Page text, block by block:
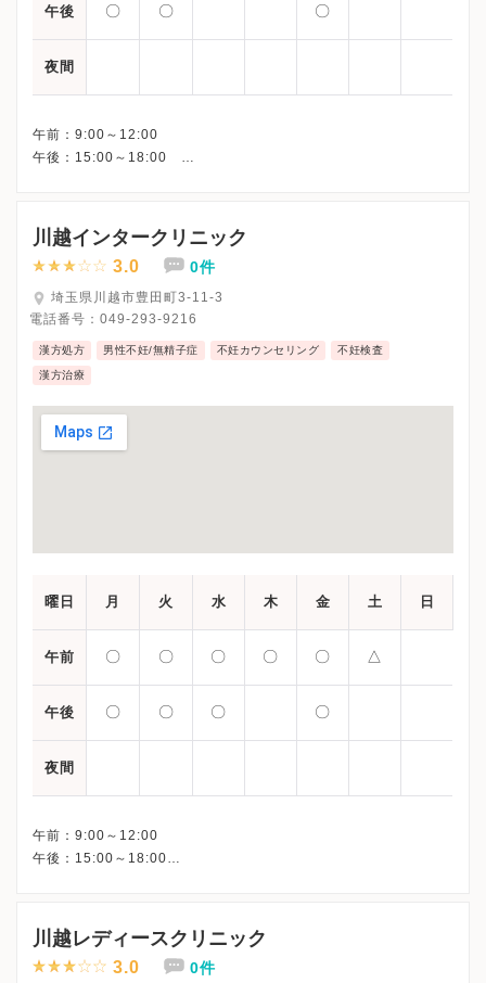
午後 〇 〇 〇
夜間
午前：9:00～12:00
午後：15:00～18:00
川越インタークリニック
3.0 0件
埼玉県川越市豊田町3-11-3
電話番号： 049-293-9216
漢方処方 男性不妊/無精子症 不妊カウンセリング 不妊検査
漢方治療
曜日 月 火 水 木 金 土 日
午前 〇 〇 〇 〇 〇 △
午後 〇 〇 〇 〇
夜間
午前：9:00～12:00
午後：15:00～18:00
川越レディースクリニック
3.0 0件